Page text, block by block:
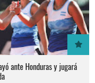
ante Honduras y jugará